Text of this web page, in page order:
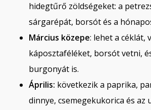
hidegtűrő zöldségeket: a
sárgarépát, borsót és a
Március közepe: lehet a céklát,
káposztaféléket, borsót vetni,
burgonyát is.
Április: következik a paprika,
dinnye, csemegekukorica és az